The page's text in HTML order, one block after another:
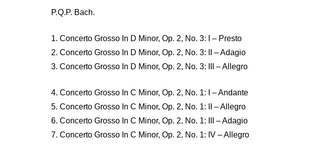
P.Q.P. Bach.
1. Concerto Grosso In D Minor, Op. 2, No. 3: I – Presto
2. Concerto Grosso In D Minor, Op. 2, No. 3: II – Adagio
3. Concerto Grosso In D Minor, Op. 2, No. 3: III – Allegro
4. Concerto Grosso In C Minor, Op. 2, No. 1: I – Andante
5. Concerto Grosso In C Minor, Op. 2, No. 1: II – Allegro
6. Concerto Grosso In C Minor, Op. 2, No. 1: III – Adagio
7. Concerto Grosso In C Minor, Op. 2, No. 1: IV – Allegro